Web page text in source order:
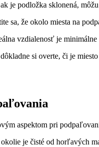
⁤je‍ podložka sklonená,
sa, ⁤že okolo⁤ miesta na
vzdialenosť ‍je
si overte, či je
aspektom pri
je čisté⁣ od horľavých​